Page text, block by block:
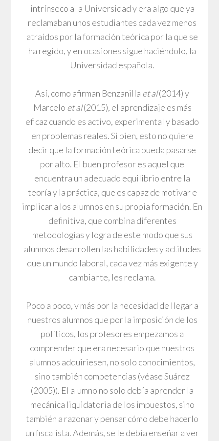
intrínseco a la Universidad y era algo que ya
reclamaban unos estudiantes cada vez menos
atraídos por la formación teórica por la que se
ha regido, y en ocasiones sigue haciéndolo, la
Universidad española.
Así, como afirman Benzanilla et al(2014) y
Marcelo et al(2015), el aprendizaje es más
eficaz cuando es activo, experimental y basado
en problemas reales. Si bien, esto no quiere
decir que la formación teórica pueda pasarse
por alto. El buen profesor es aquel que
encuentra un adecuado equilibrio entre la
teoría y la práctica, que es capaz de motivar e
implicar a los alumnos en su propia formación. En
definitiva, que combina diferentes
metodologías y logra de este modo que sus
alumnos desarrollen las habilidades y actitudes
que un mundo laboral, cada vez más exigente y
cambiante, les reclama.
Poco a poco, y más por la necesidad de llegar a
nuestros alumnos que por la imposición de los
políticos, los profesores empezamos a
comprender que era necesario que nuestros
alumnos adquiriesen, no solo conocimientos,
sino también competencias (véase Suárez
(2005)). El alumno no solo debía aprender la
mecánica liquidatoria de los impuestos, sino
también a razonar y pensar cómo debe hacerlo
un fiscalista. Además, se le debía enseñar a ver